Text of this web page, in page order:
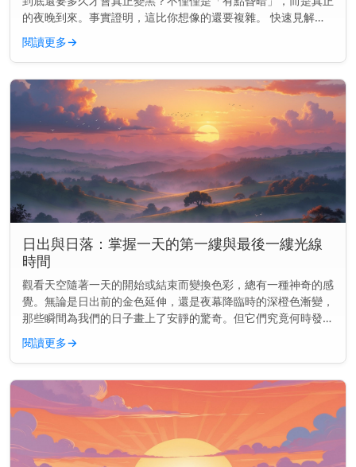
的夜晚到來。事實證明，這比你想像的還要複雜。 快速見解：
通常在日落後70到100分鐘內會完全變黑，這取決於你的地點和
季節。 為...
閱讀更多→
日出與日落：掌握一天的第一縷與最後一縷光線
時間
觀看天空隨著一天的開始或結束而變換色彩，總有一種神奇的感
覺。無論是日出前的金色延伸，還是夜幕降臨時的深橙色漸變，
那些瞬間為我們的日子畫上了安靜的驚奇。但它們究竟何時發生
——以及為何會改變？ 主要見解： 日出和日落並非每天都在同
一時間發生。它...
閱讀更多→